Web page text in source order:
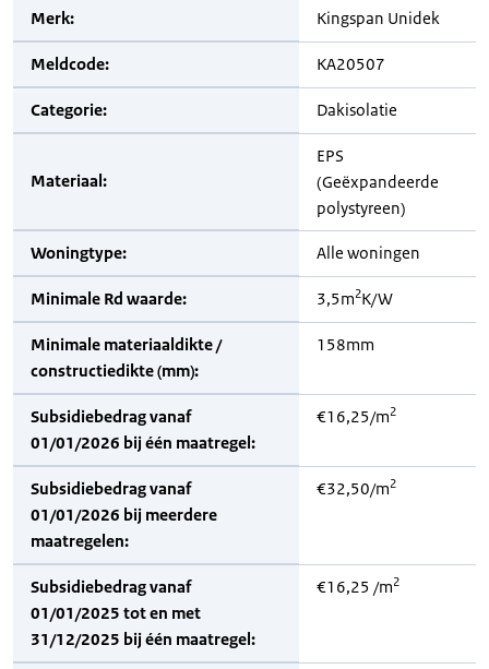
Merk: Kingspan Unidek
Meldcode: KA20507
Categorie: Dakisolatie
Materiaal:
EPS
(Geëxpandeerde
polystyreen)
Woningtype: Alle woningen
Minimale Rd waarde: 3,5m2K/W
Minimale materiaaldikte /
constructiedikte (mm):
158mm
Subsidiebedrag vanaf
01/01/2026 bij één maatregel:
€16,25/m2
Subsidiebedrag vanaf
01/01/2026 bij meerdere
maatregelen:
€32,50/m2
Subsidiebedrag vanaf
01/01/2025 tot en met
31/12/2025 bij één maatregel:
€16,25 /m2